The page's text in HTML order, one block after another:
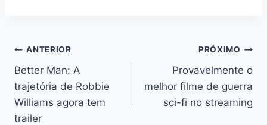
Navegação
de
Post
ANTERIOR
Better Man: A
trajetória de Robbie
Williams agora tem
trailer
PRÓXIMO
Provavelmente o
melhor filme de guerra
sci-fi no streaming